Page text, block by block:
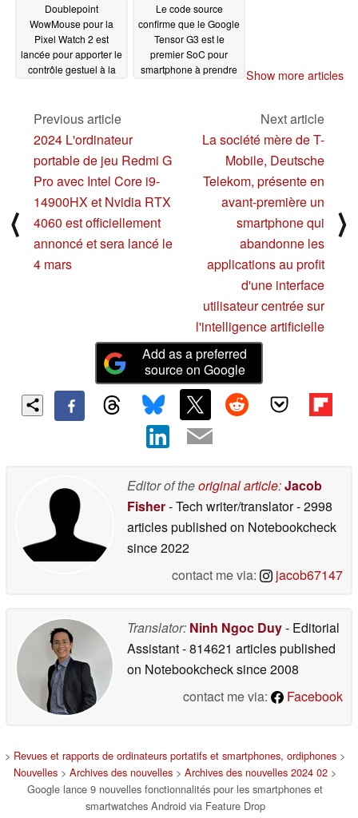
Doublepoint
WowMouse pour la
Pixel Watch 2 est
lancée pour apporter le
contrôle gestuel à la
Le code source
confirme que le Google
Tensor G3 est le
premier SoC pour
smartphone à prendre
Show more articles
⟨
Previous article
2024 L'ordinateur
portable de jeu Redmi G
Pro avec Intel Core i9-
14900HX et Nvidia RTX
4060 est officiellement
annoncé et sera lancé le
4 mars
Next article
La société mère de T-
Mobile, Deutsche
Telekom, présente en
avant-première un
smartphone qui
abandonne les
applications au profit
d'une interface
utilisateur centrée sur
l'intelligence artificielle
⟩
Add as a preferred
source on Google
Editor of theoriginal article:Jacob
Fisher- Tech writer/translator- 2998
articles published on Notebookcheck
since 2022
contact me via:
jacob67147
Translator: Ninh Ngoc Duy- Editorial
Assistant- 814621 articles published
on Notebookchecksince 2008
contact me via:
Facebook
> Revues et rapports de ordinateurs portatifs et smartphones, ordiphones >
Nouvelles > Archives des nouvelles > Archives des nouvelles 2024 02 >
Google lance 9 nouvelles fonctionnalités pour les smartphones et
smartwatches Android via Feature Drop